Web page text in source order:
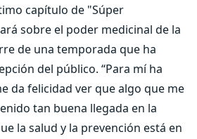
capítulo de "Súper
sobre el poder medicinal de la
de una temporada que ha
del público. “Para mí ha
da felicidad ver que algo que me
tan buena llegada en la
la salud y la prevención está en